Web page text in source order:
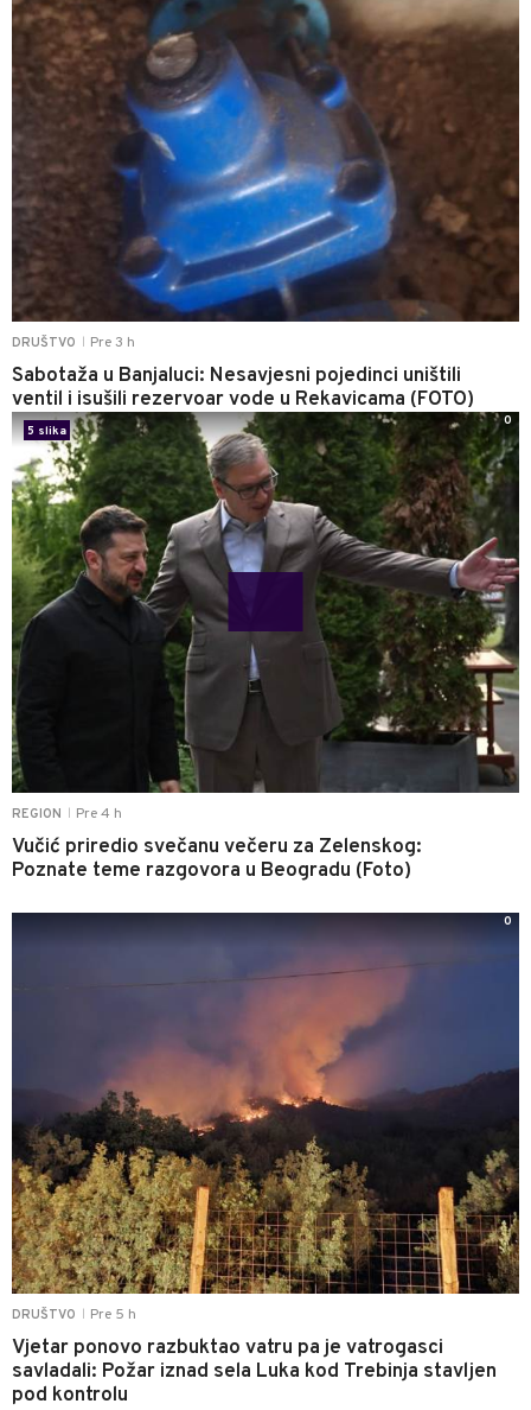
DRUŠTVO Pre 3 h
Sabotaža u Banjaluci: Nesavjesni pojedinci uništili
ventil i isušili rezervoar vode u Rekavicama (FOTO)
REGION Pre 4 h
Vučić priredio svečanu večeru za Zelenskog:
Poznate teme razgovora u Beogradu (Foto)
5 slika
0
DRUŠTVO Pre 5 h
Vjetar ponovo razbuktao vatru pa je vatrogasci
savladali: Požar iznad sela Luka kod Trebinja stavljen
pod kontrolu
0